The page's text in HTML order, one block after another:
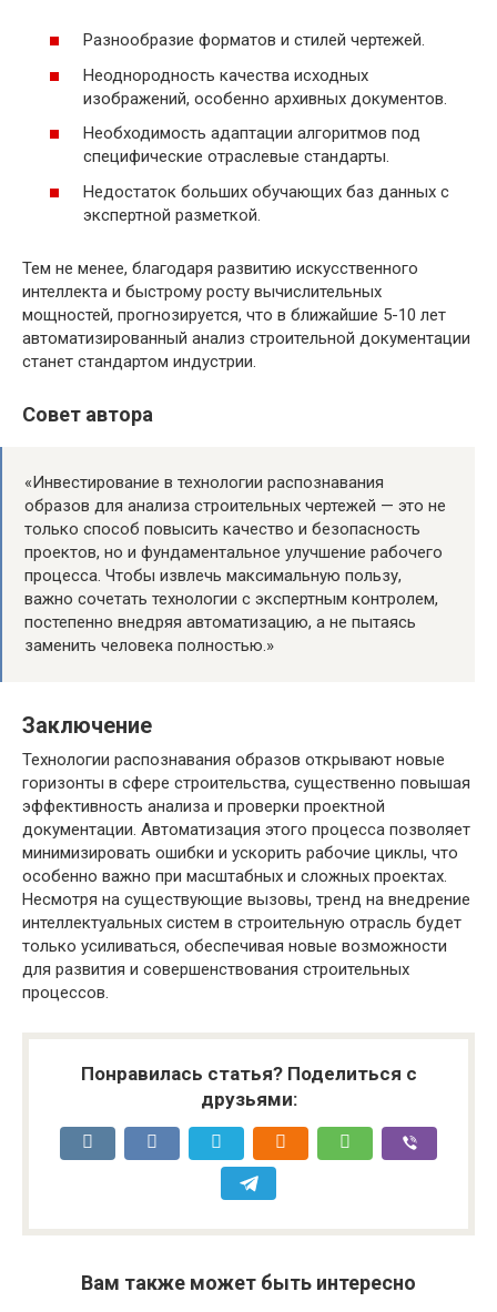
Разнообразие форматов и стилей чертежей.
Неоднородность качества исходных
изображений, особенно архивных документов.
Необходимость адаптации алгоритмов под
специфические отраслевые стандарты.
Недостаток больших обучающих баз данных с
экспертной разметкой.
Тем не менее, благодаря развитию искусственного
интеллекта и быстрому росту вычислительных
мощностей, прогнозируется, что в ближайшие 5-10 лет
автоматизированный анализ строительной документации
станет стандартом индустрии.
Совет автора
«Инвестирование в технологии распознавания
образов для анализа строительных чертежей — это не
только способ повысить качество и безопасность
проектов, но и фундаментальное улучшение рабочего
процесса. Чтобы извлечь максимальную пользу,
важно сочетать технологии с экспертным контролем,
постепенно внедряя автоматизацию, а не пытаясь
заменить человека полностью.»
Заключение
Технологии распознавания образов открывают новые
горизонты в сфере строительства, существенно повышая
эффективность анализа и проверки проектной
документации. Автоматизация этого процесса позволяет
минимизировать ошибки и ускорить рабочие циклы, что
особенно важно при масштабных и сложных проектах.
Несмотря на существующие вызовы, тренд на внедрение
интеллектуальных систем в строительную отрасль будет
только усиливаться, обеспечивая новые возможности
для развития и совершенствования строительных
процессов.
Понравилась статья? Поделиться с
друзьями:
Вам также может быть интересно